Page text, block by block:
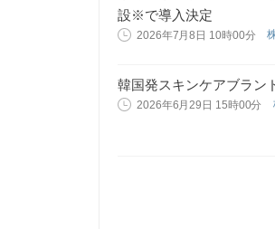
設※で導入決定
2026年7月8日 10時00分
韓国発スキンケアブラン
2026年6月29日 15時00分